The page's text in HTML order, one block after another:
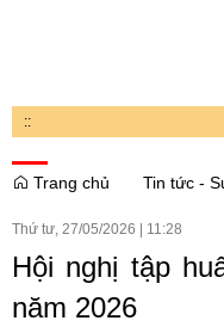
::
Trang chủ
Tin tức -
Thứ tư, 27/05/2026 11:28
Hội nghị tập
năm 2026